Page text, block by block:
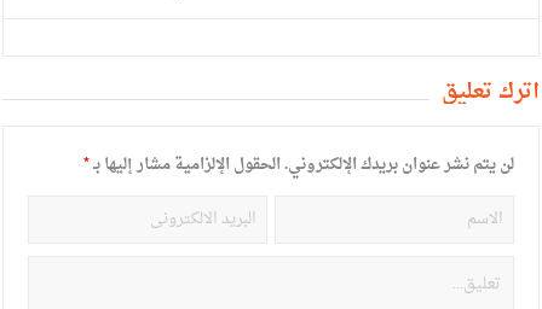
أترك تعليق
لن يتم نشر عنوان بريدك الإلكتروني.الحقول الإلزامية مشار إليها بـ*